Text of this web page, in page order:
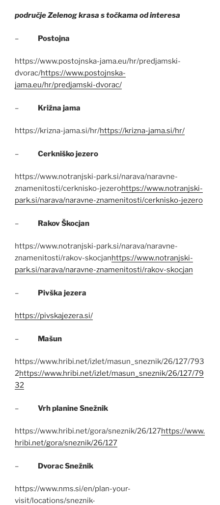
područje Zelenog krasa s točkama od interesa
– Postojna
https://www.postojnska-jama.eu/hr/predjamski-
dvorac/https://www.postojnska-
jama.eu/hr/predjamski-dvorac/
– Križna jama
https://krizna-jama.si/hr/https://krizna-jama.si/hr/
– Cerkniško jezero
https://www.notranjski-park.si/narava/naravne-
znamenitosti/cerknisko-jezerohttps://www.notranjski-
park.si/narava/naravne-znamenitosti/cerknisko-jezero
– Rakov Škocjan
https://www.notranjski-park.si/narava/naravne-
znamenitosti/rakov-skocjanhttps://www.notranjski-
park.si/narava/naravne-znamenitosti/rakov-skocjan
– Pivška jezera
https://pivskajezera.si/
– Mašun
https://www.hribi.net/izlet/masun_sneznik/26/127/793
2https://www.hribi.net/izlet/masun_sneznik/26/127/79
32
– Vrh planine Snežnik
https://www.hribi.net/gora/sneznik/26/127https://www.
hribi.net/gora/sneznik/26/127
– Dvorac Snežnik
https://www.nms.si/en/plan-your-
visit/locations/sneznik-